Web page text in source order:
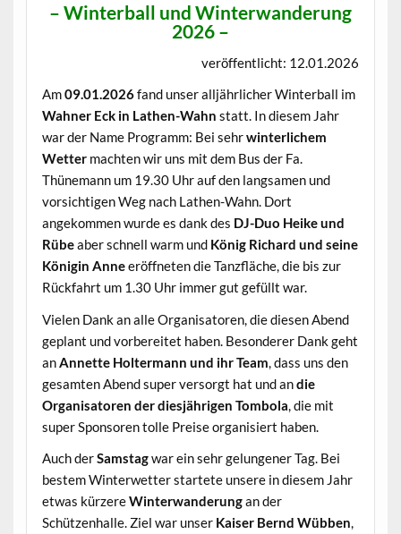
– Winterball und Winterwanderung
2026 –
veröffentlicht: 12.01.2026
Am09.01.2026fand unser alljährlicher Winterball im
Wahner Eck in Lathen-Wahn statt. In diesem Jahr
war der Name Programm: Bei sehrwinterlichem
Wettermachten wir uns mit dem Bus der Fa.
Thünemann um 19.30 Uhr auf den langsamen und
vorsichtigen Weg nach Lathen-Wahn. Dort
angekommen wurde es dank des DJ-Duo Heike und
Rübeaber schnell warm und König Richard und seine
Königin Anneeröffneten die Tanzfläche, die bis zur
Rückfahrt um 1.30 Uhr immer gut gefüllt war.
Vielen Dank an alle Organisatoren, die diesen Abend
geplant und vorbereitet haben. Besonderer Dank geht
an Annette Holtermann und ihr Team , dass uns den
gesamten Abend super versorgt hat und andie
Organisatoren der diesjährigen Tombola , die mit
super Sponsoren tolle Preise organisiert haben.
Auch derSamstagwar ein sehr gelungener Tag. Bei
bestem Winterwetter startete unsere in diesem Jahr
etwas kürzereWinterwanderungan der
Schützenhalle. Ziel war unser Kaiser Bernd Wübben,